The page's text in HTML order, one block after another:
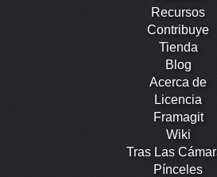
Recursos
Contribuye
Tienda
Blog
Acerca de
Licencia
Framagit
Wiki
Tras Las
Pínceles